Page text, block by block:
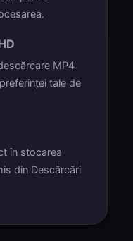
MP4
tale de
în stocarea
din Descărcări